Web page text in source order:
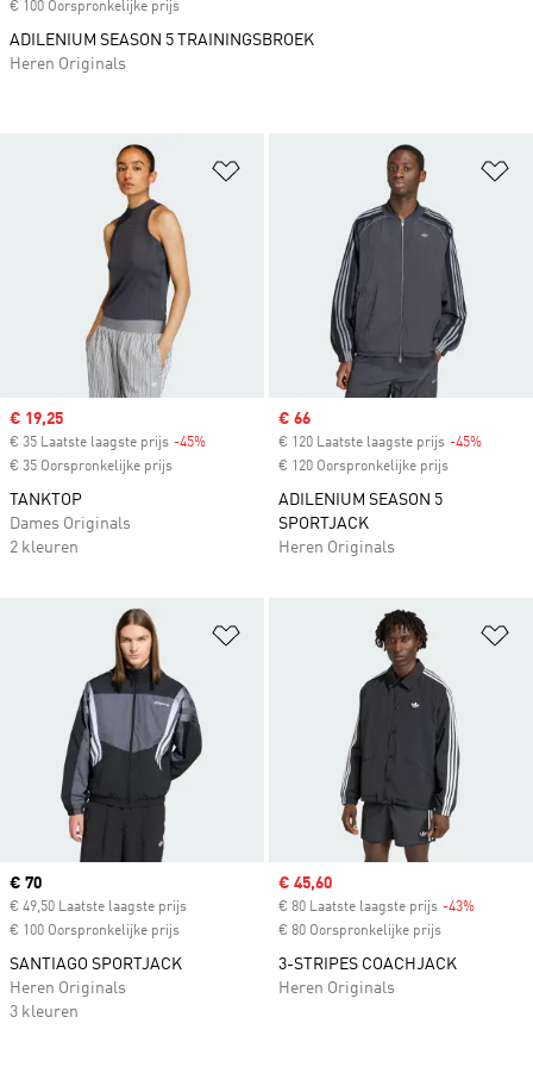
Op verlanglijst zetten
Sale price
€ 19,25
€ 35 Laatste laagste prijs -45%
€ 35 Oorspronkelijke prijs
TANKTOP
Dames Originals
2 kleuren
Sale price
€ 66
€ 120 Laatste laagste prijs -45%
€ 120 Oorspronkelijke prijs
ADILENIUM SEASON 5
SPORTJACK
Heren Originals
Op verlanglijst zetten
Current price
€ 70
€ 49,50 Laatste laagste prijs
€ 100 Oorspronkelijke prijs
SANTIAGO SPORTJACK
Heren Originals
3 kleuren
Sale price
€ 45,60
€ 80 Laatste laagste prijs -43%
€ 80 Oorspronkelijke prijs
3-STRIPES COACHJACK
Heren Originals
€ 100 Oorspronkelijke prijs
ADILENIUM SEASON 5 TRAININGSBROEK
Heren Originals